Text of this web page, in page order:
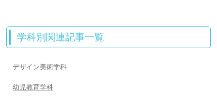
学科別関連記事一覧
デザイン美術学科
幼児教育学科